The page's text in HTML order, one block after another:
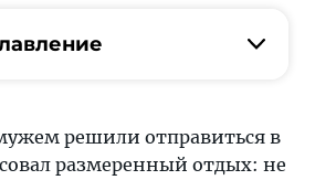
решили отправиться в
размеренный отдых: не